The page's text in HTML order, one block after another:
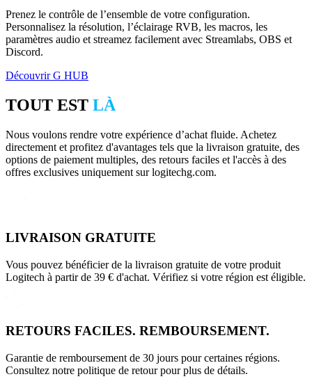
Prenez le contrôle de l’ensemble de votre configuration.
Personnalisez la résolution, l’éclairage RVB, les macros, les
paramètres audio et streamez facilement avec Streamlabs, OBS et
Discord.
Découvrir G HUB
TOUT EST LÀ
Nous voulons rendre votre expérience d’achat fluide. Achetez
directement et profitez d'avantages tels que la livraison gratuite, des
options de paiement multiples, des retours faciles et l'accès à des
offres exclusives uniquement sur logitechg.com.
LIVRAISON GRATUITE
Vous pouvez bénéficier de la livraison gratuite de votre produit
Logitech à partir de 39 € d'achat. Vérifiez si votre région est éligible.
RETOURS FACILES. REMBOURSEMENT.
Garantie de remboursement de 30 jours pour certaines régions.
Consultez notre politique de retour pour plus de détails.